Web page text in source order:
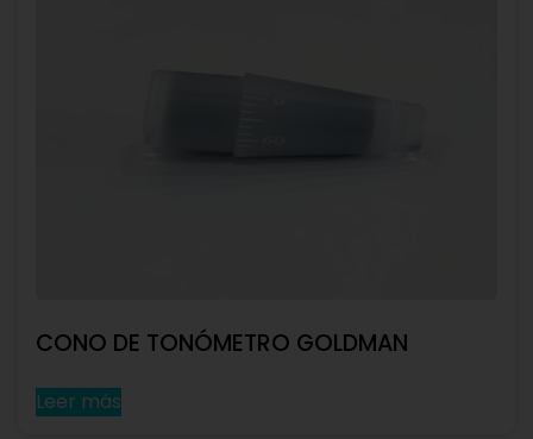
CONO DE TONÓMETRO GOLDMAN
Leer más